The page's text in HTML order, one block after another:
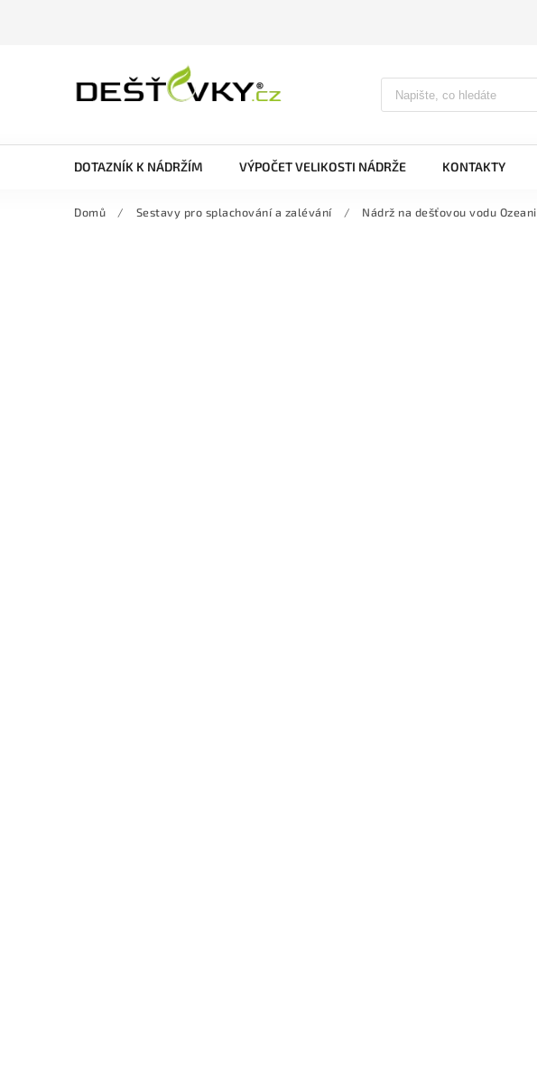
DOTAZNÍK K NÁDRŽÍM VÝPOČET VELIKOSTI NÁDRŽE KONTAKTY
Domů / Sestavy pro splachování a zalévání / Nádrž na dešťovou vodu